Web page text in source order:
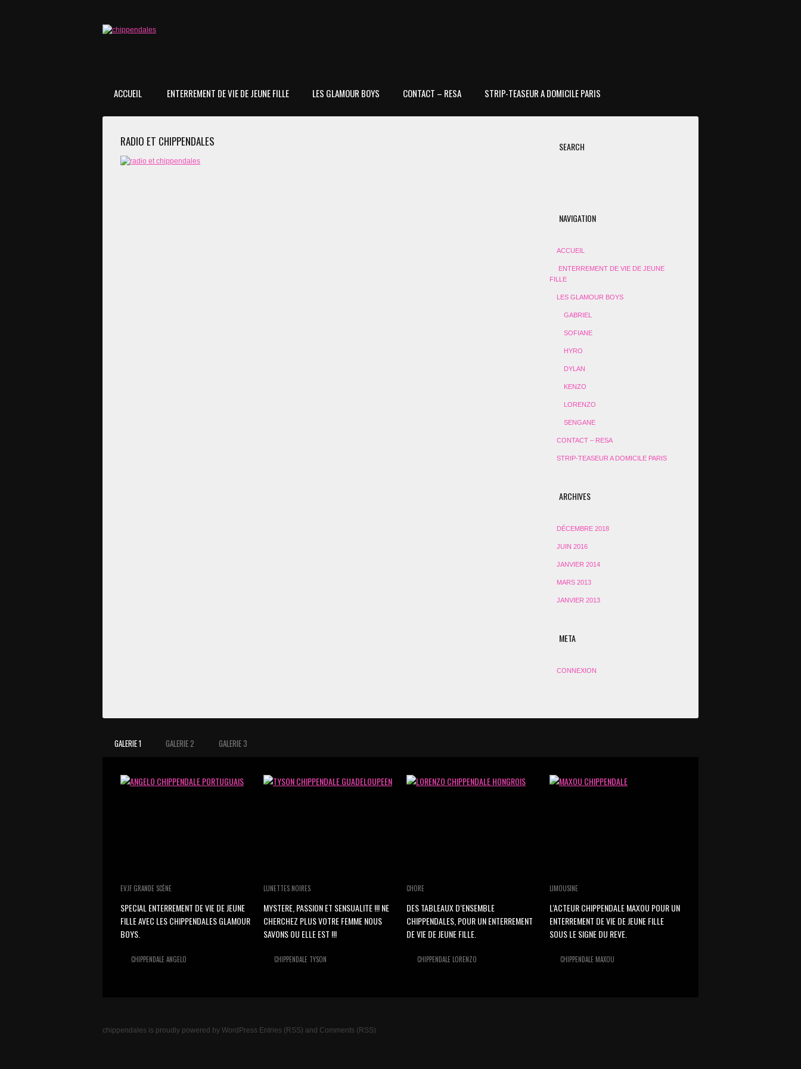
ACCUEIL ENTERREMENT DE VIE DE JEUNE FILLE LES GLAMOUR BOYS CONTACT – RESA STRIP-TEASEUR A DOMICILE PARIS
RADIO ET CHIPPENDALES SEARCH
NAVIGATION
ACCUEIL
ENTERREMENT DE VIE DE JEUNE
FILLE
LES GLAMOUR BOYS
GABRIEL
SOFIANE
HYRO
DYLAN
KENZO
LORENZO
SENGANE
CONTACT – RESA
STRIP-TEASEUR A DOMICILE PARIS
ARCHIVES
DÉCEMBRE 2018
JUIN 2016
JANVIER 2014
MARS 2013
JANVIER 2013
META
CONNEXION
GALERIE 1 GALERIE 2 GALERIE 3
EVJF GRANDE SCÈNE
SPECIAL ENTERREMENT DE VIE DE JEUNE
FILLE AVEC LES CHIPPENDALES GLAMOUR
BOYS.
CHIPPENDALE ANGELO
LUNETTES NOIRES
MYSTERE, PASSION ET SENSUALITE !!! NE
CHERCHEZ PLUS VOTRE FEMME NOUS
SAVONS OU ELLE EST !!!
CHIPPENDALE TYSON
CHORE
DES TABLEAUX D‘ENSEMBLE
CHIPPENDALES, POUR UN ENTERREMENT
DE VIE DE JEUNE FILLE.
CHIPPENDALE LORENZO
LIMOUSINE
L'ACTEUR CHIPPENDALE MAXOU POUR UN
ENTERREMENT DE VIE DE JEUNE FILLE
SOUS LE SIGNE DU REVE.
CHIPPENDALE MAXOU
chippendales is proudly powered by WordPress Entries (RSS) and Comments (RSS)